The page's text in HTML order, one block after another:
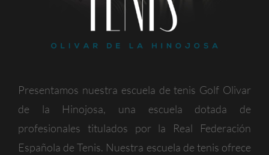
Presentamos nuestra escuela de tenis Golf Olivar
de la Hinojosa, una escuela dotada de
profesionales titulados por la Real Federación
Española de Tenis. Nuestra escuela de tenis ofrece